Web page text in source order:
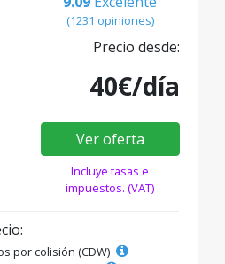
(1231 opiniones)
Precio desde:
40€/día
Ver oferta
Incluye tasas e
impuestos. (VAT)
por colisión (CDW)